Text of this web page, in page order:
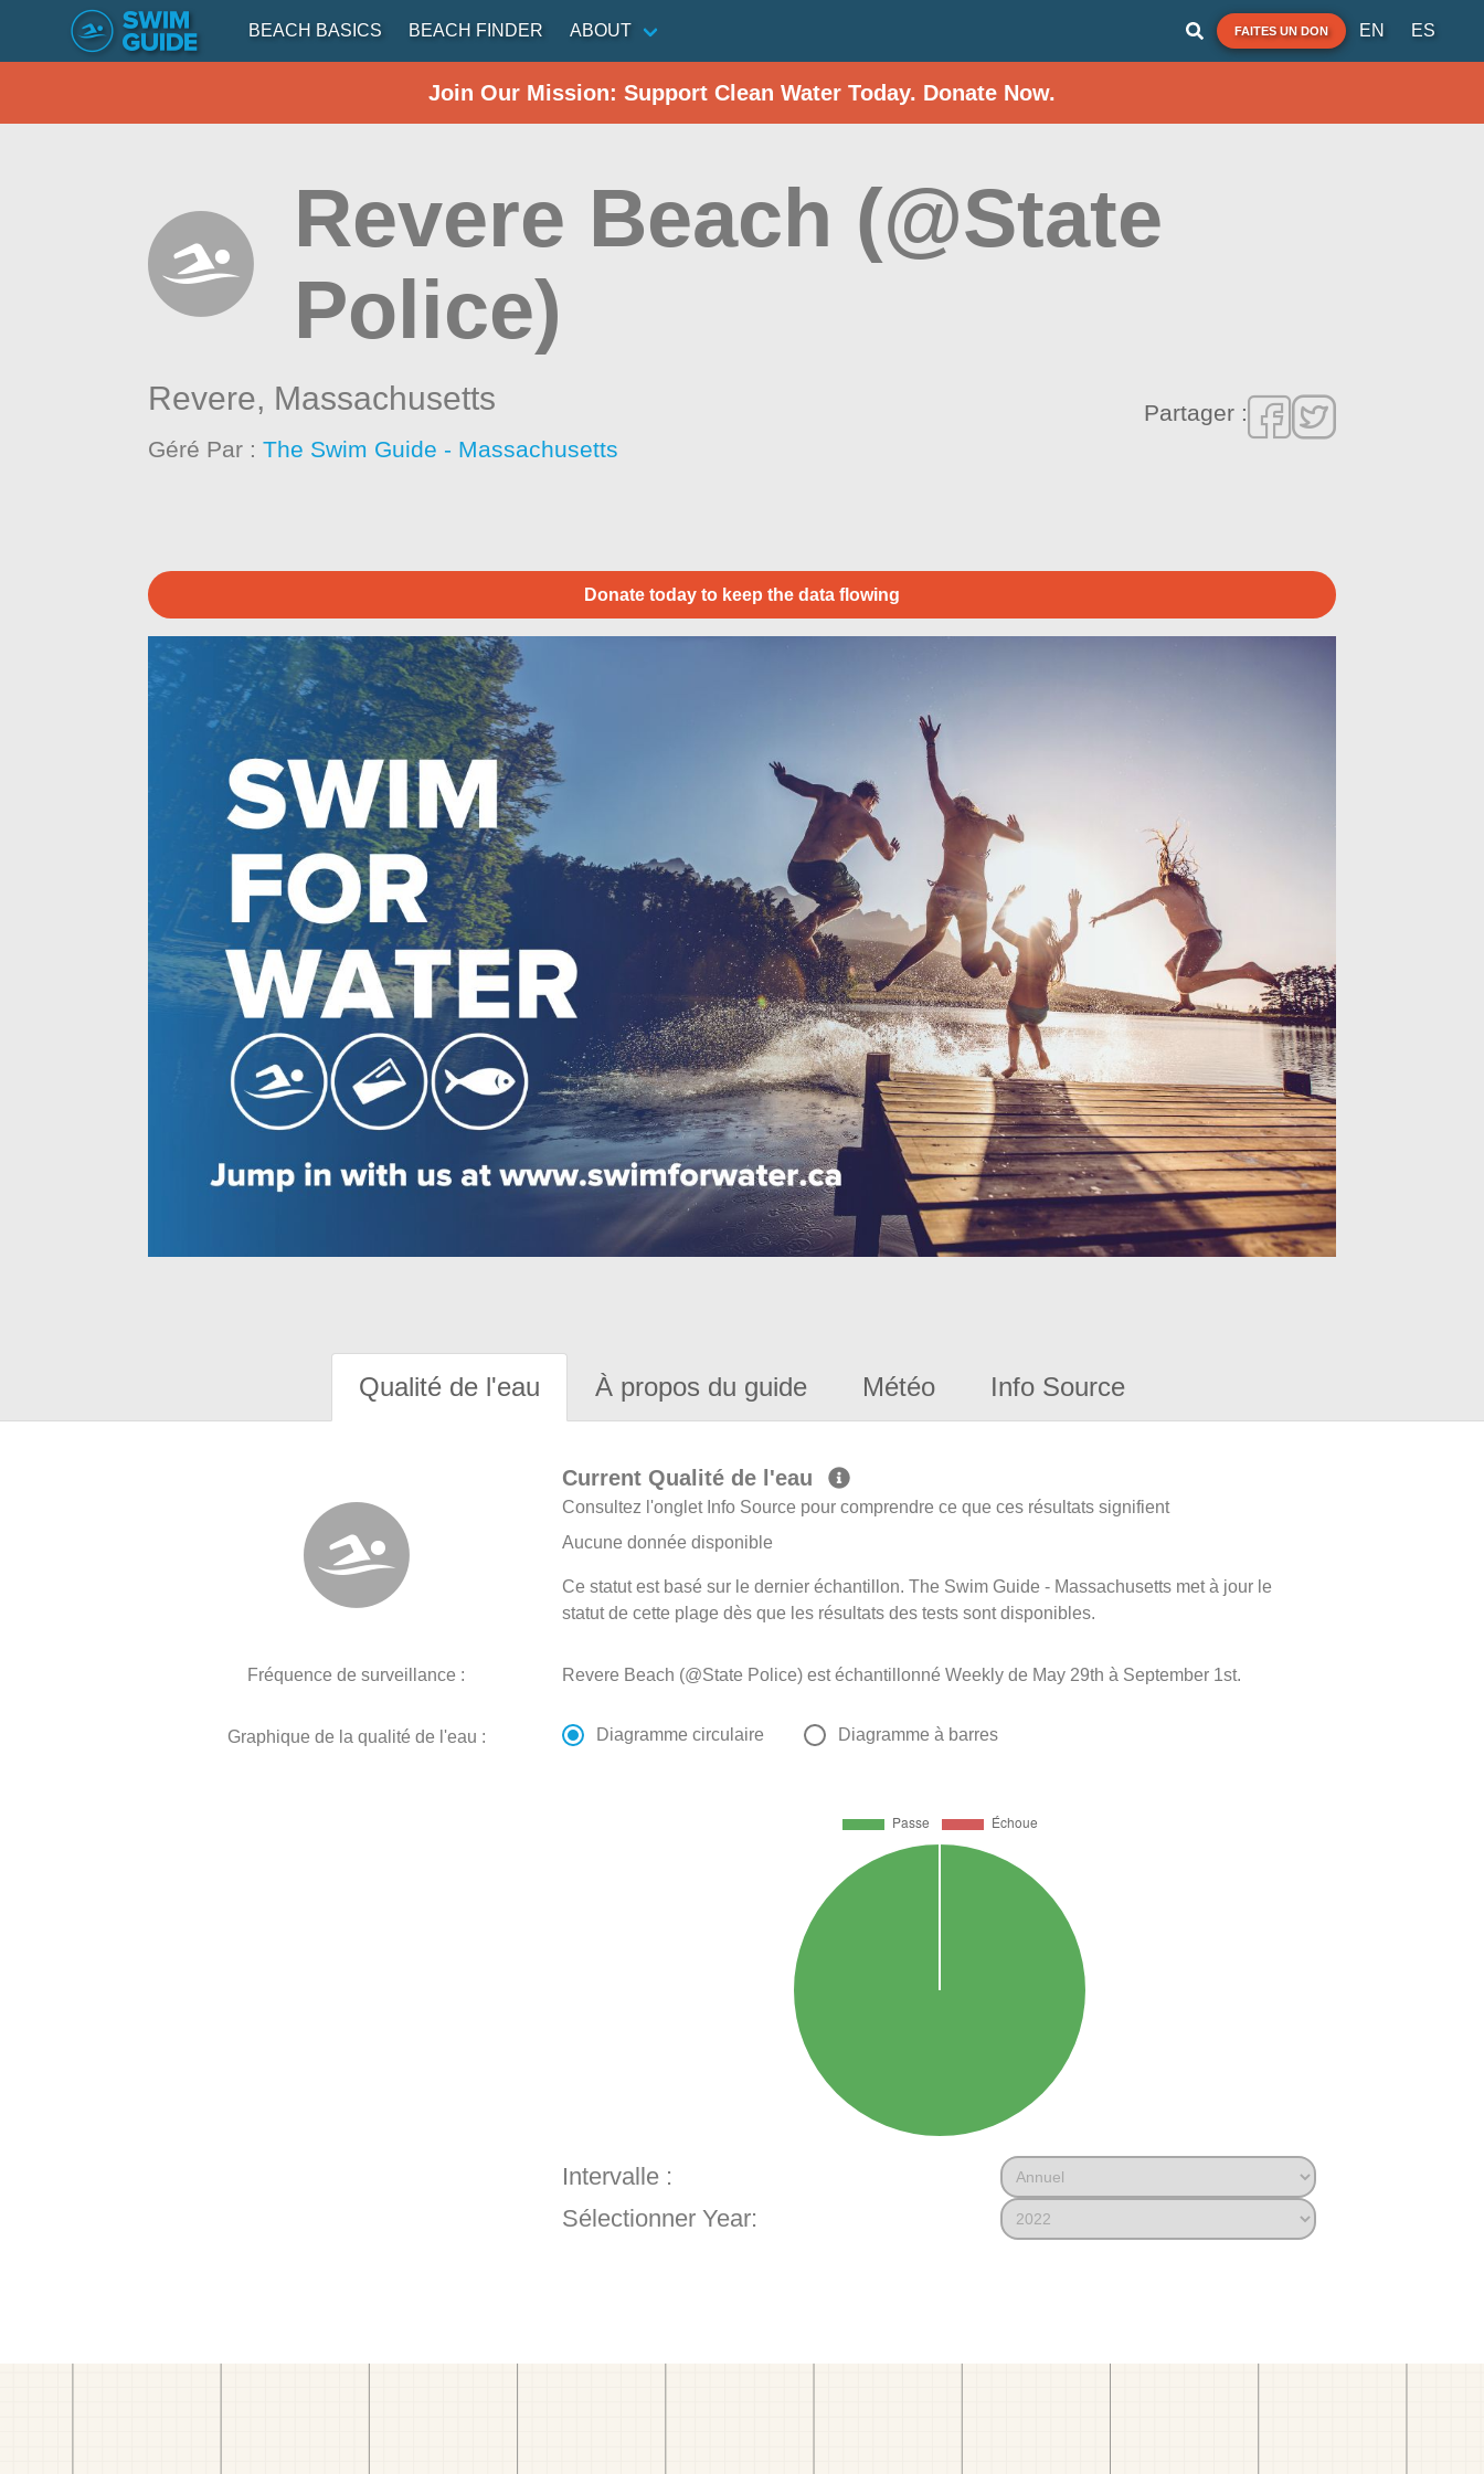
BEACH BASICS BEACH FINDER ABOUT FAITES UN DON EN ES
Join Our Mission: Support Clean Water Today. Donate Now.
Revere Beach (@State
Police)
Revere, Massachusetts
Géré Par :The Swim Guide - Massachusetts
Partager :
Donate today to keep the data flowing
Qualité de l'eau À propos du guide Météo Info Source
Current Qualité de l'eau
Consultez l'onglet Info Source pour comprendre ce que ces résultats signifient
Aucune donnée disponible
Ce statut est basé sur le dernier échantillon. The Swim Guide - Massachusetts met à jour le
statut de cette plage dès que les résultats des tests sont disponibles.
Fréquence de surveillance : Revere Beach (@State Police) est échantillonné Weekly de May 29th à September 1st.
Graphique de la qualité de l'eau : Diagramme circulaire Diagramme à barres
Intervalle :
Sélectionner Year: